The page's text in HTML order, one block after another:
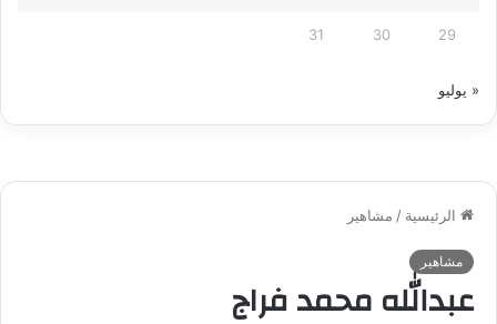
29
30
31
« يوليو